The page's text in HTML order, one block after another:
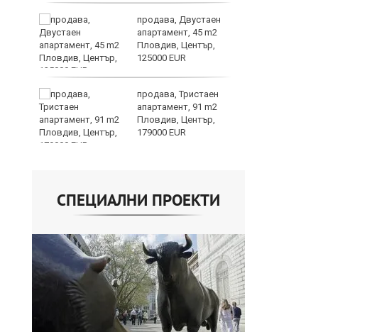
продава, Двустаен
апартамент, 45 m2
Пловдив, Център,
125000 EUR
продава, Тристаен
апартамент, 91 m2
Пловдив, Център,
179000 EUR
СПЕЦИАЛНИ ПРОЕКТИ